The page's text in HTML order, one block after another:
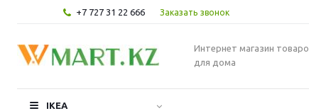
+7 727 31 22 666 Заказать звонок
Интернет магазин
для дома
IKEA